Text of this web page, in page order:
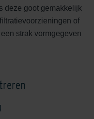
deze goot gemakkelijk
of
strak vormgegeven